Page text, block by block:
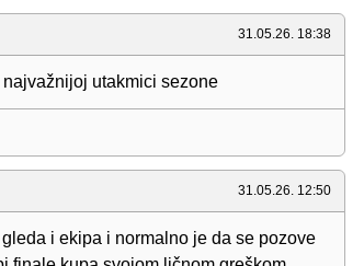
31.05.26. 18:38
utakmici sezone
31.05.26. 12:50
i ekipa i normalno je da se pozove